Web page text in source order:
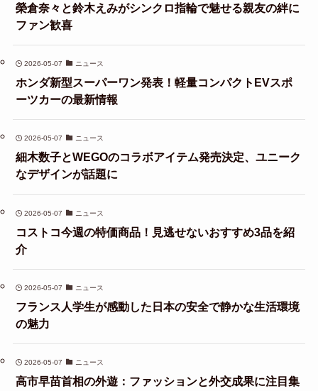
榮倉奈々と鈴木えみがシンクロ指輪で魅せる親友の絆に
ファン歓喜
2026-05-07 ニュース
ホンダ新型スーパーワン発表！軽量コンパクトEVスポ
ーツカーの最新情報
2026-05-07 ニュース
細木数子とWEGOのコラボアイテム発売決定、ユニーク
なデザインが話題に
2026-05-07 ニュース
コストコ今週の特価商品！見逃せないおすすめ3品を紹
介
2026-05-07 ニュース
フランス人学生が感動した日本の安全で静かな生活環境
の魅力
2026-05-07 ニュース
高市早苗首相の外遊：ファッションと外交成果に注目集